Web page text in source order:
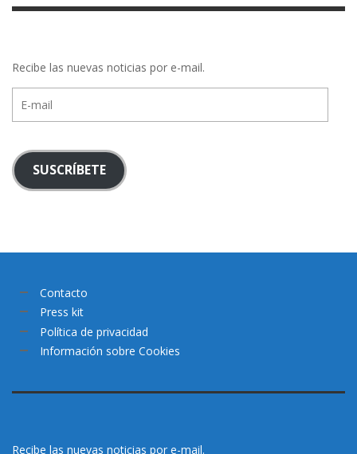
Recibe las nuevas noticias por e-mail.
mail
SUSCRÍBETE
Contacto
Press kit
Política de privacidad
Información sobre Cookies
Recibe las nuevas noticias por e-mail.